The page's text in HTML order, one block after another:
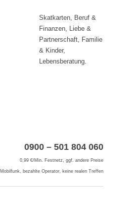
Skatkarten, Beruf &
Finanzen, Liebe &
Partnerschaft, Familie
& Kinder,
Lebensberatung.
0900 – 501 804 060
0,99 €/Min. Festnetz, ggf. andere Preise
Mobilfunk, bezahlte Operator, keine realen Treffen